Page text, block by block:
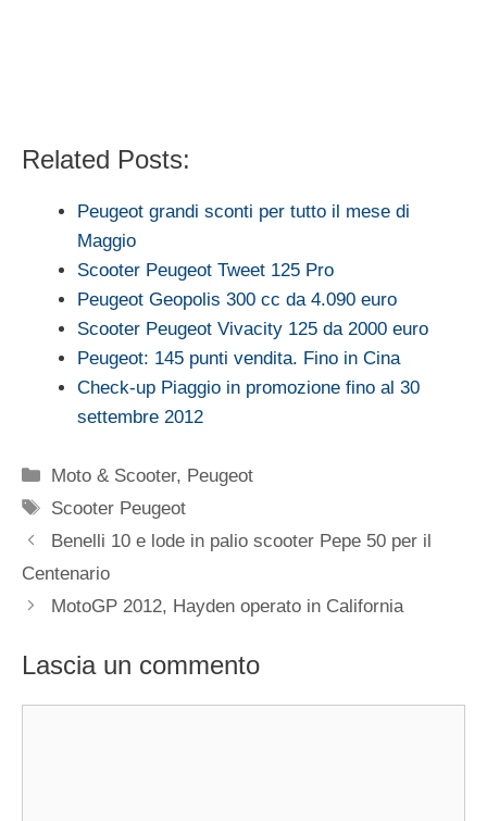
Related Posts:
Peugeot grandi sconti per tutto il mese di
Maggio
Scooter Peugeot Tweet 125 Pro
Peugeot Geopolis 300 cc da 4.090 euro
Scooter Peugeot Vivacity 125 da 2000 euro
Peugeot: 145 punti vendita. Fino in Cina
Check-up Piaggio in promozione fino al 30
settembre 2012
Categorie
Moto & Scooter, Peugeot
Tag
Scooter Peugeot
Benelli 10 e lode in palio scooter Pepe 50 per il
Centenario
MotoGP 2012, Hayden operato in California
Lascia un commento